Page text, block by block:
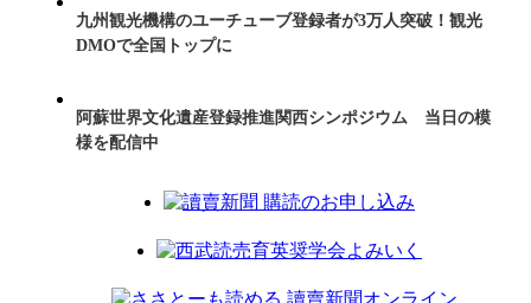
九州観光機構のユーチューブ登録者が3万人突破！観光
DMOで全国トップに
阿蘇世界文化遺産登録推進関西シンポジウム 当日の模
様を配信中